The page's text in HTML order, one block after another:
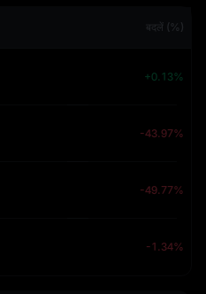
बदलें (%)
+0.13%
-43.97%
-49.77%
-1.34%